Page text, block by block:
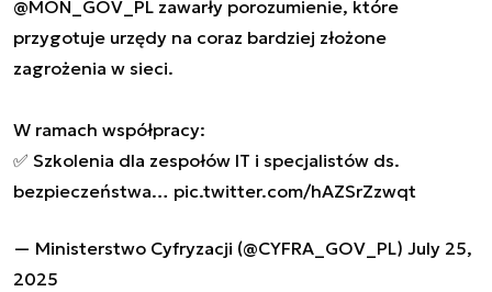
@MON_GOV_PL zawarły porozumienie, które
przygotuje urzędy na coraz bardziej złożone
zagrożenia w sieci.
W ramach współpracy:
✅ Szkolenia dla zespołów IT i specjalistów ds.
bezpieczeństwa… pic.twitter.com/hAZSrZzwqt
— Ministerstwo Cyfryzacji (@CYFRA_GOV_PL) July 25,
2025